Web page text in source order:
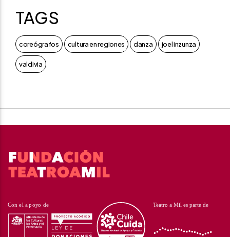
TAGS
coreógrafos cultura en regiones danza joel inzunza
valdivia